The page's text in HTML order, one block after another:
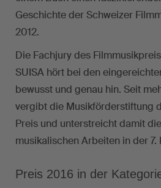
Geschichte der Schweizer
2012.
Die Fachjury des
SUISA hört bei den
bewusst und genau hin. Seit
vergibt die Musikförderstiftung
Preis und unterstreicht damit
musikalischen Arbeiten in der 7.
Preis 2016 in der